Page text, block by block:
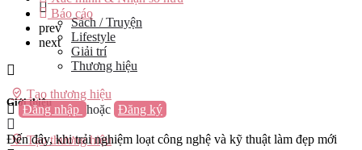
Sách / Truyện
Lifestyle
Giải trí
Thương hiệu
Tạo thương hiệu
Đăng nhập hoặc Đăng ký
Tạo thương hiệu
Báo cáo
prev
next
Giới thiệu
Đến đây, khi trải nghiệm loạt công nghệ và kỹ thuật làm đẹp mới